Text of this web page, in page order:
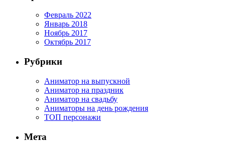
Февраль 2022
Январь 2018
Ноябрь 2017
Октябрь 2017
Рубрики
Аниматор на выпускной
Аниматор на праздник
Аниматор на свадьбу
Аниматоры на день рождения
ТОП персонажи
Мета